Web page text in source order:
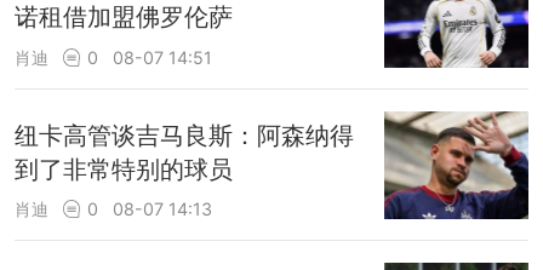
诺租借加盟佛罗伦萨
肖迪 0 08-07 14:51
纽卡高管谈吉马良斯：阿森纳得
到了非常特别的球员
肖迪 0 08-07 14:13